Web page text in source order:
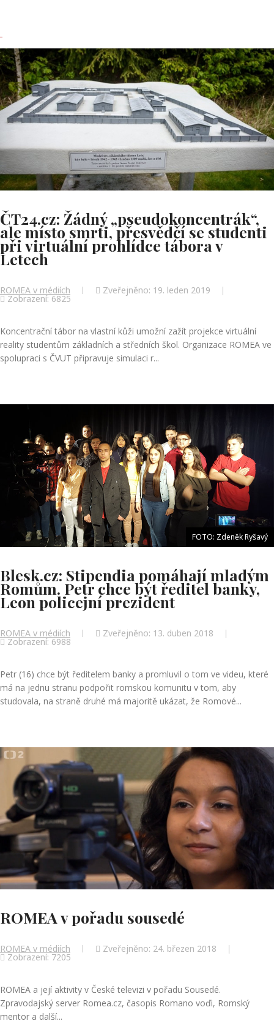
ČT24.cz: Žádný „pseudokoncentrák“,
ale místo smrti, přesvědčí se studenti
při virtuální prohlídce tábora v
Letech
ROMEA v médiích Zveřejněno: 19. leden 2019
Zobrazení: 6825
Koncentrační tábor na vlastní kůži umožní zažít projekce virtuální
reality studentům základních a středních škol. Organizace ROMEA ve
spolupraci s ČVUT připravuje simulaci r...
FOTO: Zdeněk Ryšavý
Blesk.cz: Stipendia pomáhají mladým
Romům. Petr chce být ředitel banky,
Leon policejní prezident
ROMEA v médiích Zveřejněno: 13. duben 2018
Zobrazení: 6988
Petr (16) chce být ředitelem banky a promluvil o tom ve videu, které
má na jednu stranu podpořit romskou komunitu v tom, aby
studovala, na straně druhé má majoritě ukázat, že Romové...
ROMEA v pořadu sousedé
ROMEA v médiích Zveřejněno: 24. březen 2018
Zobrazení: 7205
ROMEA a její aktivity v České televizi v pořadu Sousedé.
Zpravodajský server Romea.cz, časopis Romano voďi, Romský
mentor a další...